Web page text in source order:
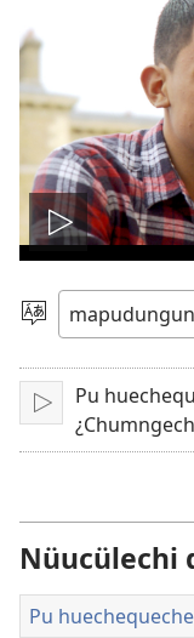
ti
video
Dullial
quehun
Amulcünungeal
Pu
Nüucülechi
Pu